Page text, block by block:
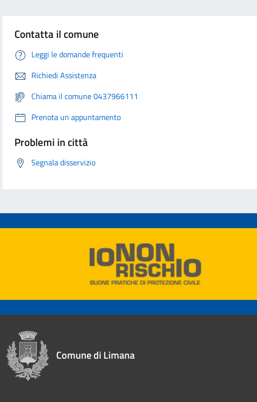
Contatta il comune
Leggi le domande frequenti
Richiedi Assistenza
Chiama il comune 0437966111
Prenota un appuntamento
Problemi in città
Segnala disservizio
Comune di Limana